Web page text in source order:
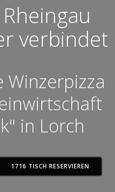
verbindet
Winzerpizza
in Lorch
1716 TISCH RESERVIEREN